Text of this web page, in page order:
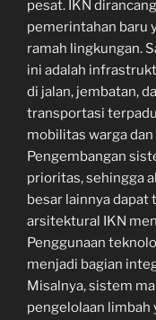
pesat. IKN
pemerintahan baru
ramah lingkungan.
ini adalah
di jalan, jembatan,
transportasi
mobilitas warga
Pengembangan
prioritas, sehingga
besar lainnya dapat
arsitektural IKN
Penggunaan
menjadi bagian
Misalnya, sistem
pengelolaan limbah